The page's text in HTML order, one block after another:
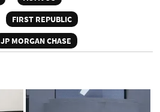
FIRST REPUBLIC
JP MORGAN CHASE